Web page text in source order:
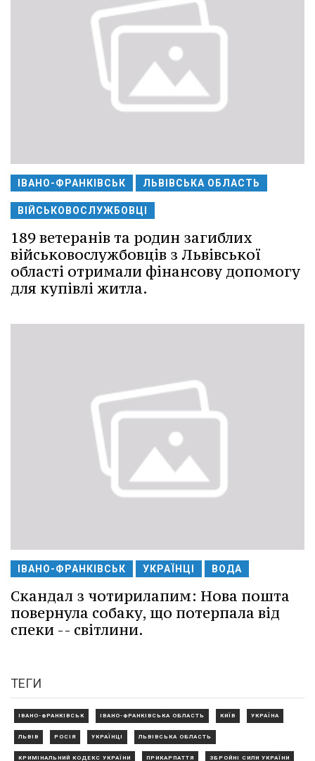
ІВАНО-ФРАНКІВСЬК ЛЬВІВСЬКА ОБЛАСТЬ
ВІЙСЬКОВОСЛУЖБОВЦІ
189 ветеранів та родин загиблих
військовослужбовців з Львівської
області отримали фінансову допомогу
для купівлі житла.
ІВАНО-ФРАНКІВСЬК УКРАЇНЦІ ВОДА
Скандал з чотирилапим: Нова пошта
повернула собаку, що потерпала від
спеки -- світлини.
ТЕГИ
ІВАНО-ФРАНКІВСЬК ІВАНО-ФРАНКІВСЬКА ОБЛАСТЬ КИЇВ УКРАЇНА
ЛЬВІВ РОСІЯ УКРАЇНЦІ ЛЬВІВСЬКА ОБЛАСТЬ
КРИМІНАЛЬНИЙ КОДЕКС УКРАЇНИ ПРИКАРПАТТЯ ЗБРОЙНІ СИЛИ УКРАЇНИ